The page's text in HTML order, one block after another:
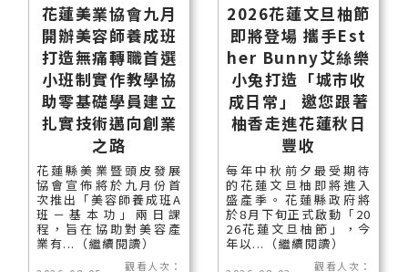
花蓮美業協會九月
開辦美容師養成班
打造無痛轉職首選
小班制實作教學協
助零基礎學員建立
扎實技術邁向創業
之路
花蓮縣美業暨頭皮發展
協會宣佈將於九月份首
次推出「美容師養成班A
班－基本功」兩日課
程，旨在協助對美容產
業有...（繼續閱讀）
觀看人次：
2026花蓮文旦柚節
即將登場 攜手Est
her Bunny艾絲樂
小兔打造「城市收
成日常」 邀您跟著
柚香走進花蓮秋日
豐收
每年中秋前夕最受期待
的花蓮文旦柚即將進入
盛產季。花蓮縣政府將
於8月下旬正式啟動「20
26花蓮文旦柚節」，今
年以...（繼續閱讀）
觀看人次：